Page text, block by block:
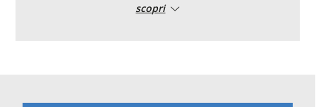
traité contre les rayons UV, thermofixé et adapté à
scopri